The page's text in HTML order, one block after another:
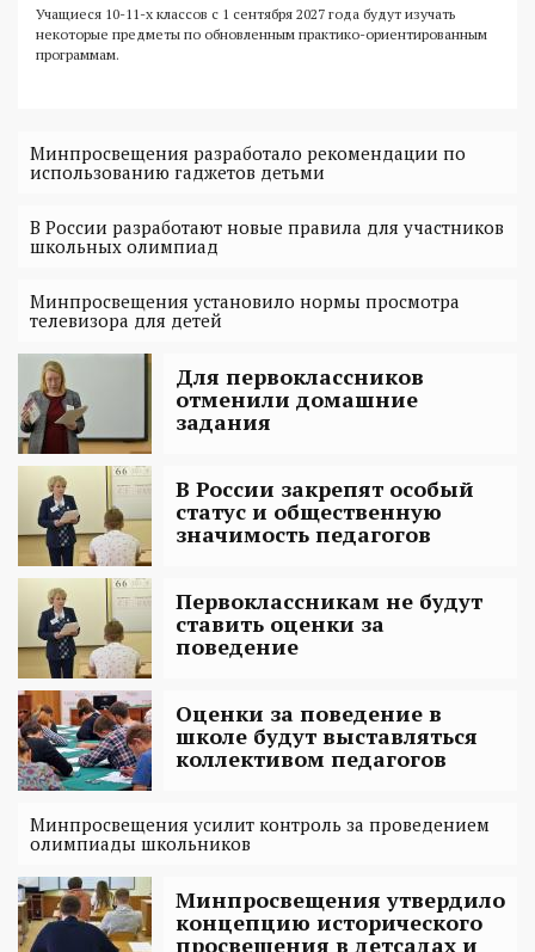
Учащиеся 10-11-х классов с 1 сентября 2027 года будут изучать
некоторые предметы по обновленным практико-ориентированным
программам.
Минпросвещения разработало рекомендации по
использованию гаджетов детьми
В России разработают новые правила для участников
школьных олимпиад
Минпросвещения установило нормы просмотра
телевизора для детей
Для первоклассников
отменили домашние
задания
В России закрепят особый
статус и общественную
значимость педагогов
Первоклассникам не будут
ставить оценки за
поведение
Оценки за поведение в
школе будут выставляться
коллективом педагогов
Минпросвещения усилит контроль за проведением
олимпиады школьников
Минпросвещения утвердило
концепцию исторического
просвещения в детсадах и